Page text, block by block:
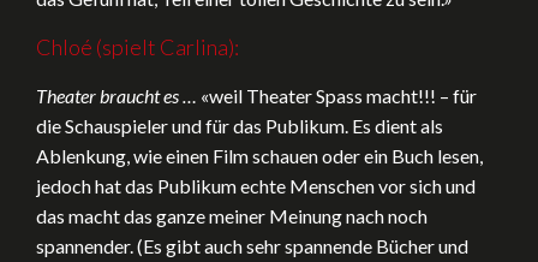
Chloé (spielt Carlina):
Theater braucht es … «weil Theater Spass macht!!! – für
die Schauspieler und für das Publikum. Es dient als
Ablenkung, wie einen Film schauen oder ein Buch lesen,
jedoch hat das Publikum echte Menschen vor sich und
das macht das ganze meiner Meinung nach noch
spannender. (Es gibt auch sehr spannende Bücher und